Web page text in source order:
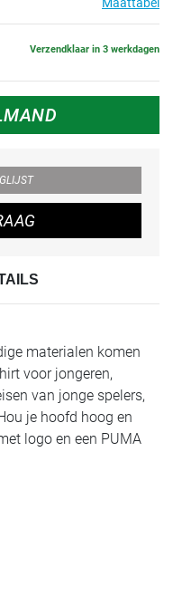
Verzendklaar in 3 werkdagen
materialen komen
voor jongeren,
van jonge spelers,
je hoofd hoog en
logo en een PUMA